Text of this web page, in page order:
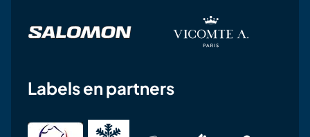
Labels en partners